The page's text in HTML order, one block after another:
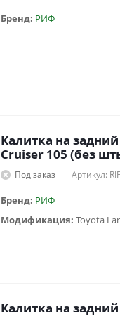
Бренд: РИФ
Калитка на
Cruiser 105 (без
Под заказ Артикул:
Бренд: РИФ
Модификация: Toyota
Калитка на